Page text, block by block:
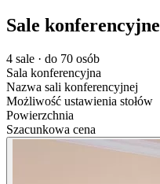
Sale konferencyjne
4 sale · do 70 osób
Sala konferencyjna
Nazwa sali konferencyjnej
Możliwość ustawienia stołów
Powierzchnia
Szacunkowa cena